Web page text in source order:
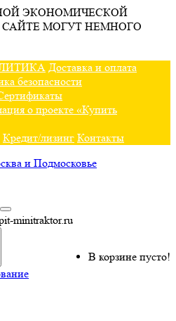
ЭКОНОМИЧЕСКОЙ
МОГУТ НЕМНОГО
Доставка и оплата
безопасности
о проекте «Купить
Кредит/лизинг Контакты
minitraktor.ru
В корзине пусто!